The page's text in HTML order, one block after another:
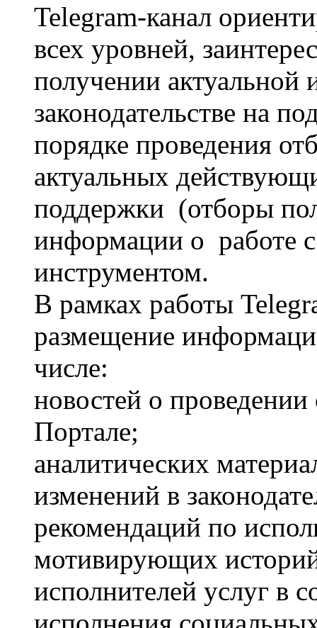
Telegram-канал
всех уровней,
получении
законодательстве на
порядке проведения
актуальных
поддержки (отборы
информации о работе
инструментом.
В рамках работы
размещение
числе:
новостей о
Портале;
аналитических
изменений в
рекомендаций по
мотивирующих
исполнителей услуг в